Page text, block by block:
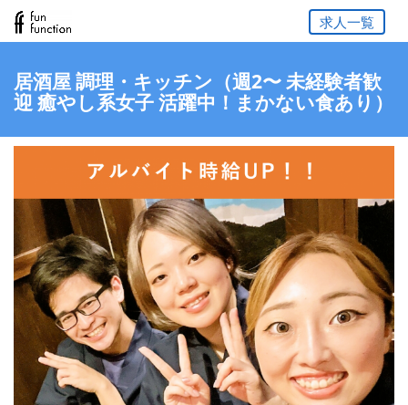
求人一覧
居酒屋 調理・キッチン（週2〜 未経験者歓
迎 癒やし系女子 活躍中！まかない食あり）